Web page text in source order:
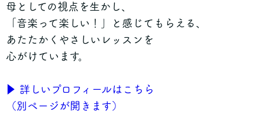
母としての視点を生かし、
「音楽って楽しい！」と感じてもらえる、
あたたかくやさしいレッスンを
心がけています。
▶ 詳しいプロフィールはこちら
（別ページが開きます）